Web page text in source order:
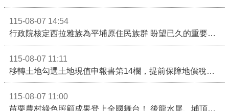
115-08-07 14:54
行政院核定西拉雅族為平埔原住民族群 盼望已久的重要時刻到來！8月13日起受理民族成員名冊登記
115-08-07 11:11
移轉土地勾選土地現值申報書第14欄，提前保障地價稅節稅權益
115-08-07 11:00
苗栗農村綠色照顧成果登上全國舞台！ 後龍水尾、埔頂社區前進2026高齡健康產業博覽會